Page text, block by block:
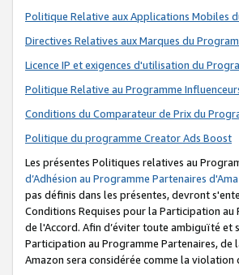
Politique Relative aux Applications Mobiles
Directives Relatives aux Marques du
Licence IP et exigences d'utilisation du
Politique Relative au Programme
Conditions du Comparateur de Prix du
Politique du programme Creator Ads Boost
Les présentes Politiques relatives au
d’Adhésion au Programme Partenaires
pas définis dans les présentes, devront
Conditions Requises pour la Participation
de l'Accord. Afin d’éviter toute ambiguïté et
Participation au Programme Partenaires, de
Amazon sera considérée comme la